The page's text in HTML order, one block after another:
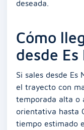
deseada.
Cómo
desde
Si sales desde
el trayecto con
temporada alta o
orientativa hasta
tiempo estimado